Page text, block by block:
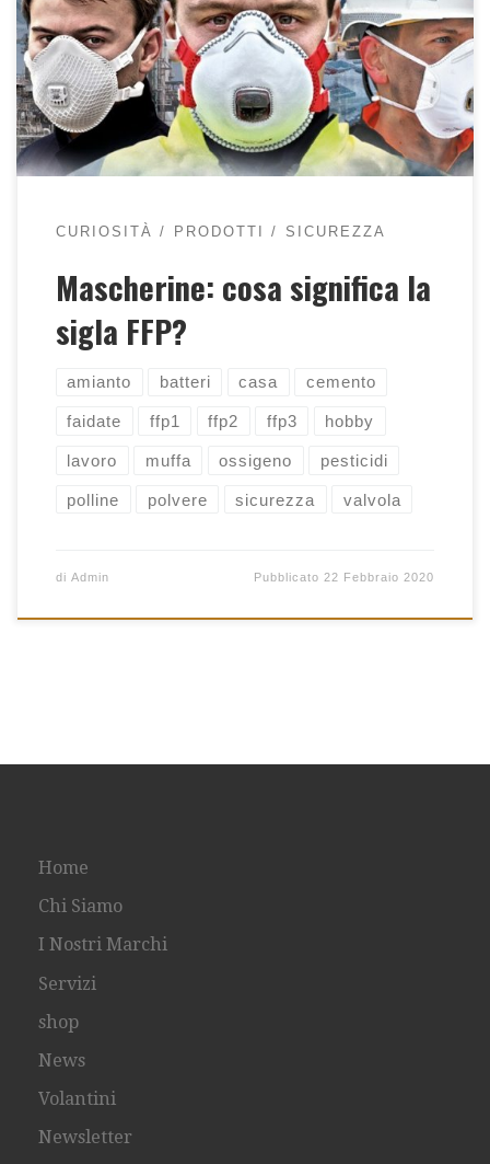
qualche informazione su mascherine di
protezione
CURIOSITÀ PRODOTTI SICUREZZA
Mascherine: cosa significa la
sigla FFP?
amianto batteri casa cemento
faidate ffp1 ffp2 ffp3 hobby
lavoro muffa ossigeno pesticidi
polline polvere sicurezza valvola
di Admin Pubblicato 22 Febbraio 2020
Home
Chi Siamo
I Nostri Marchi
Servizi
shop
News
Volantini
Newsletter